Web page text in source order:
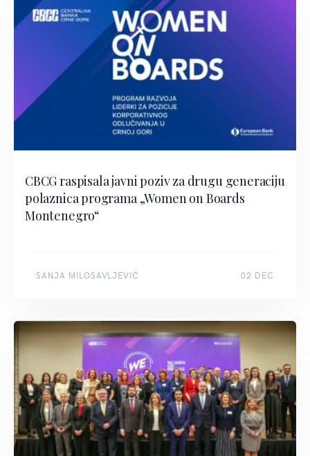
CBCG raspisala javni poziv za drugu generaciju
polaznica programa „Women on Boards
Montenegro“
SANJA MILOSAVLJEVIĆ 02 DEC